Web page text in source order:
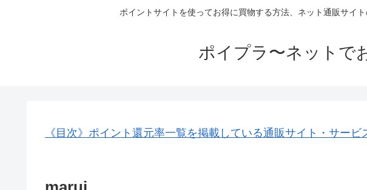
ポイントサイトを使ってお得に買物する方法、ネット通販サイ
ポイプラ〜ネットで
《目次》ポイント還元率一覧を掲載している通販サイト・サービ